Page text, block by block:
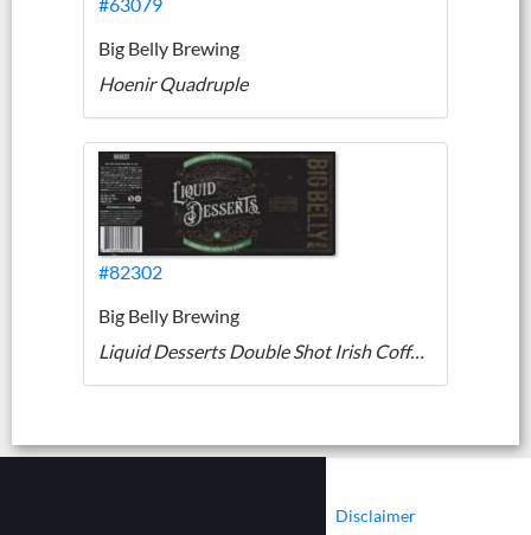
Big Belly Brewing
Hoenir Quadruple
#82302
Big Belly Brewing
Liquid Desserts Double Shot Irish Coffee Stout
Disclaimer